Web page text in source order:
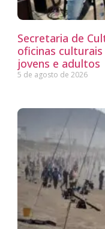
Secretaria de
oficinas
jovens e adultos
5 de agosto de 2026